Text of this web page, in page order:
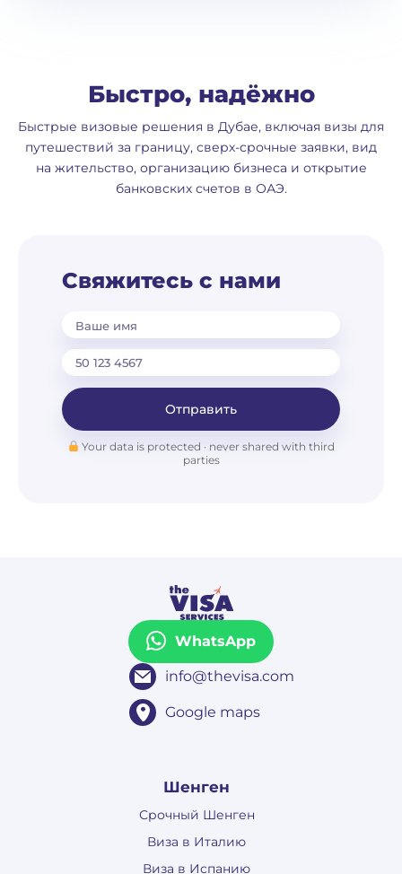
Быстро, надёжно
Быстрые визовые решения в Дубае, включая визы для
путешествий за границу, сверх-срочные заявки, вид
на жительство, организацию бизнеса и открытие
банковских счетов в ОАЭ.
Свяжитесь с нами
Ваше имя
Отправить
Your data is protected · never shared with third
parties
WhatsApp
info@thevisa.com
Google maps
Шенген
Срочный Шенген
Виза в Италию
Виза в Испанию